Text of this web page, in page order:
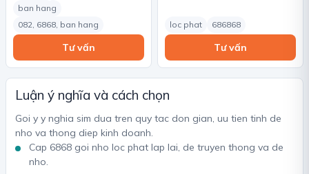
ban hang
082, 6868, ban hang
Tư vấn
loc phat 686868
Tư vấn
Luận ý nghĩa và cách chọn
Goi y y nghia sim dua tren quy tac don gian, uu tien tinh de
nho va thong diep kinh doanh.
Cap 6868 goi nho loc phat lap lai, de truyen thong va de
nho.